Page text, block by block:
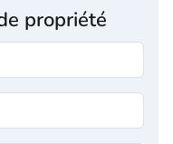
propriété